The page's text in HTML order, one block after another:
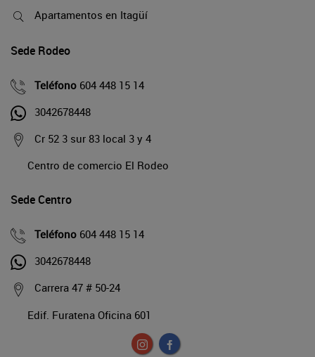
Apartamentos en Itagüí
Sede Rodeo
Teléfono 604 448 15 14
3042678448
Cr 52 3 sur 83 local 3 y 4
Centro de comercio El Rodeo
Sede Centro
Teléfono 604 448 15 14
3042678448
Carrera 47 # 50-24
Edif. Furatena Oficina 601